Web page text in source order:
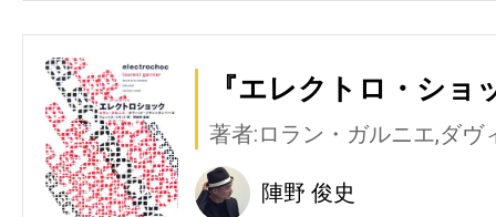
『エレクトロ・ショ
著者:ロラン・ガルニエ,ダヴ
陣野 俊史